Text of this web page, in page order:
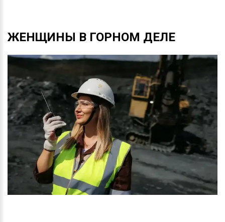
ЖЕНЩИНЫ В ГОРНОМ ДЕЛЕ